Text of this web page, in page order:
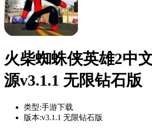
火柴蜘蛛侠英雄2中
源v3.1.1 无限钻石版
类型:手游下载
版本:v3.1.1 无限钻石版